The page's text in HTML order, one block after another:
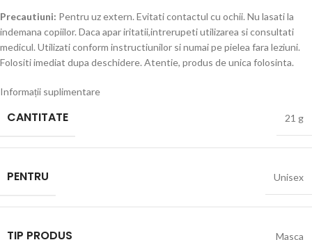
Precautiuni: Pentru uz extern. Evitati contactul cu ochii. Nu lasati la
indemana copiilor. Daca apar iritatii,intrerupeti utilizarea si consultati
medicul. Utilizati conform instructiunilor si numai pe pielea fara leziuni.
Folositi imediat dupa deschidere. Atentie, produs de unica folosinta.
Informații suplimentare
CANTITATE 21 g
PENTRU Unisex
TIP PRODUS Masca